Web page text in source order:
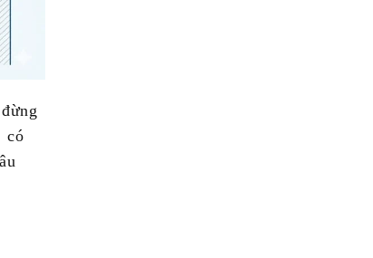
có